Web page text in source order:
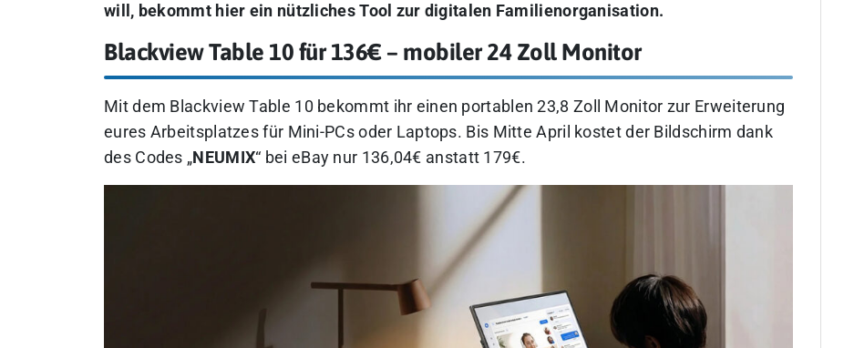
will, bekommt hier ein nützliches Tool zur digitalen Familienorganisation.
Blackview Table 10 für 136€ – mobiler 24 Zoll Monitor
Mit dem Blackview Table 10 bekommt ihr einen portablen 23,8 Zoll Monitor zur Erweiterung
eures Arbeitsplatzes für Mini-PCs oder Laptops. Bis Mitte April kostet der Bildschirm dank
des Codes „NEUMIX“ bei eBay nur 136,04€ anstatt 179€.